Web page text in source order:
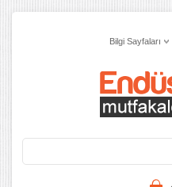
Bilgi Sayfaları